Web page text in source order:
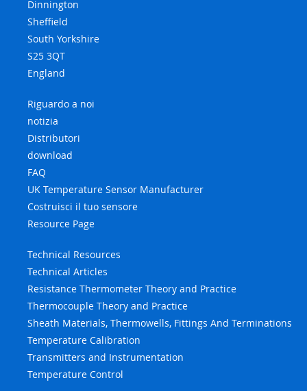
Dinnington
Sheffield
South Yorkshire
S25 3QT
England
Riguardo a noi
notizia
Distributori
download
FAQ
UK Temperature Sensor Manufacturer
Costruisci il tuo sensore
Resource Page
Technical Resources
Technical Articles
Resistance Thermometer Theory and Practice
Thermocouple Theory and Practice
Sheath Materials, Thermowells, Fittings And Terminations
Temperature Calibration
Transmitters and Instrumentation
Temperature Control